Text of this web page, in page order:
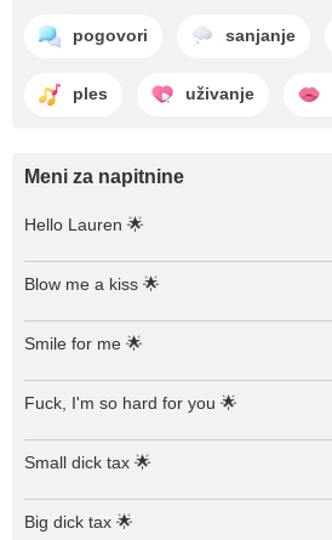
pogovori sanjanje
ples uživanje
Meni za napitnine
Hello Lauren 🌟
Blow me a kiss 🌟
Smile for me 🌟
Fuck, I'm so hard for you 🌟
Small dick tax 🌟
Big dick tax 🌟